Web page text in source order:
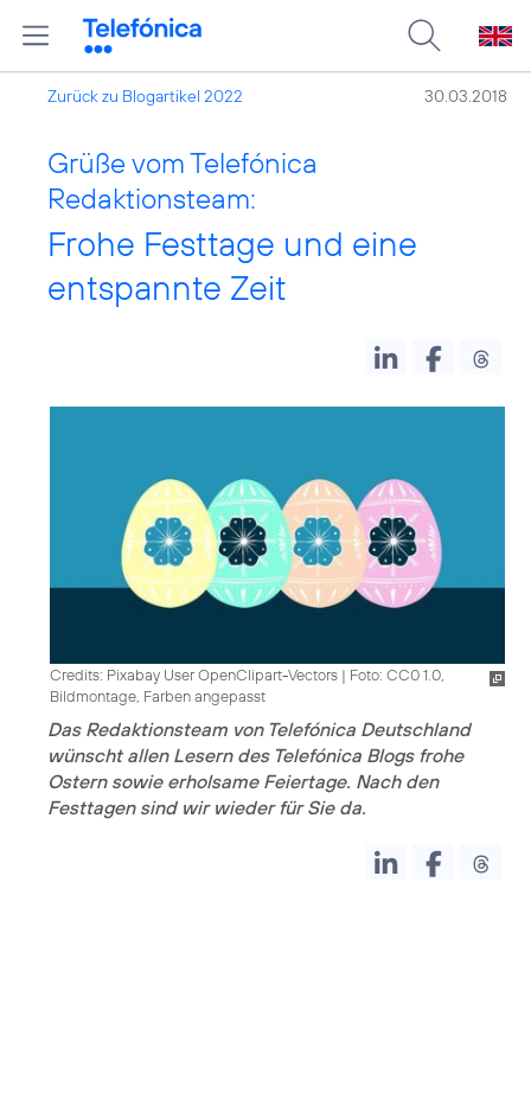
Zurück zu Blogartikel 2022 30.03.2018
Grüße vom Telefónica
Redaktionsteam:
Frohe Festtage und eine
entspannte Zeit
Credits: Pixabay User OpenClipart-Vectors | Foto: CC0 1.0,
Bildmontage, Farben angepasst
Das Redaktionsteam von Telefónica Deutschland
wünscht allen Lesern des Telefónica Blogs frohe
Ostern sowie erholsame Feiertage. Nach den
Festtagen sind wir wieder für Sie da.